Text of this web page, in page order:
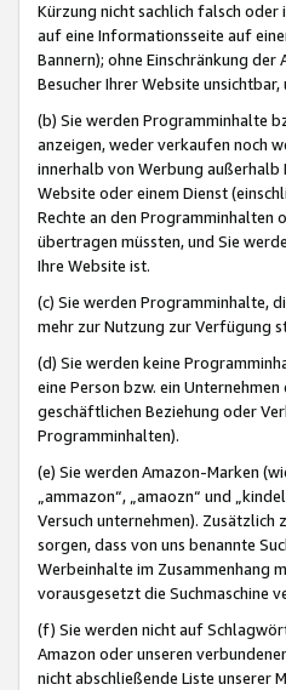
Kürzung nicht sachlich falsch
auf eine Informationsseite auf
Bannern); ohne Einschränkung
Besucher Ihrer Website
(b) Sie werden Programminhalte
anzeigen, weder verkaufen noch
innerhalb von Werbung
Website oder einem Dienst
Rechte an den Programminhalten
übertragen müssten, und Sie
Ihre Website ist.
(c) Sie werden Programminhalte,
mehr zur Nutzung zur Verfügung
(d) Sie werden keine
eine Person bzw. ein
geschäftlichen Beziehung oder
Programminhalten).
(e) Sie werden Amazon-Marken
„ammazon“, „amaozn“ und
Versuch unternehmen).
sorgen, dass von uns benannte
Werbeinhalte im Zusammenhang
vorausgesetzt die Suchmaschine
(f) Sie werden nicht auf
Amazon oder unseren
nicht abschließende Liste unserer